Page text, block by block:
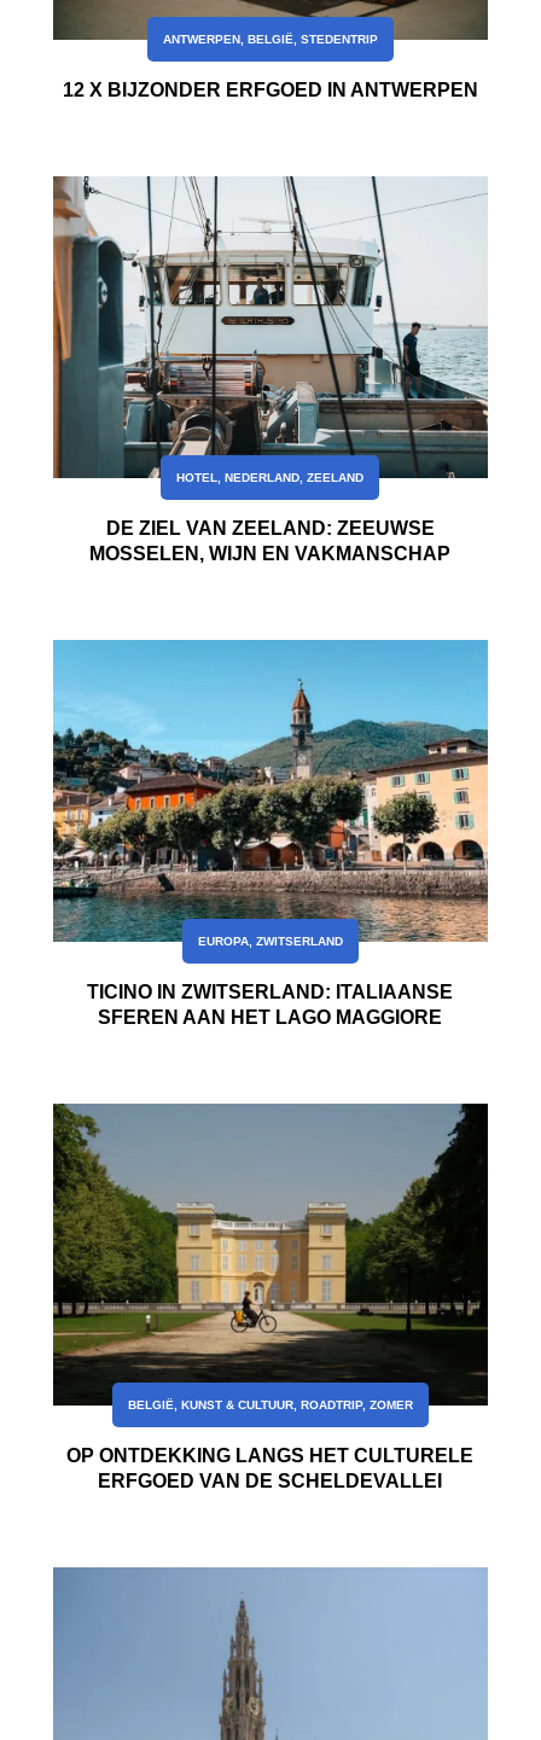
12 X BIJZONDER ERFGOED IN ANTWERPEN
ANTWERPEN, BELGIË STEDENTRIP
DE ZIEL VAN ZEELAND: ZEEUWSE
MOSSELEN, WIJN EN VAKMANSCHAP
HOTEL ,NEDERLAND ,ZEELAND
TICINO IN ZWITSERLAND: ITALIAANSE
SFEREN AAN HET LAGO MAGGIORE
EUROPA, ZWITSERLAND
OP ONTDEKKING LANGS HET CULTURELE
ERFGOED VAN DE SCHELDEVALLEI
BELGIË KUNST & CULTUUR, ROADTRIP, ZOMER